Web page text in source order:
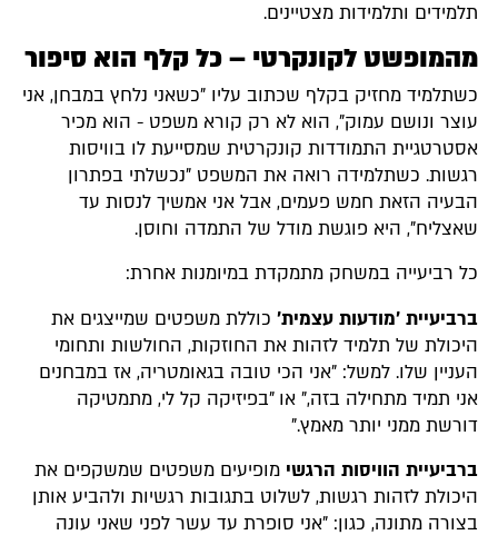
תלמידים ותלמידות מצטיינים.
מהמופשט לקונקרטי – כל קלף הוא סיפור
כשתלמיד מחזיק בקלף שכתוב עליו "כשאני נלחץ במבחן, אני
עוצר ונושם עמוק", הוא לא רק קורא משפט - הוא מכיר
אסטרטגיית התמודדות קונקרטית שמסייעת לו בוויסות
רגשות. כשתלמידה רואה את המשפט "נכשלתי בפתרון
הבעיה הזאת חמש פעמים, אבל אני אמשיך לנסות עד
שאצליח", היא פוגשת מודל של התמדה וחוסן.
כל רביעייה במשחק מתמקדת במיומנות אחרת:
ברביעיית 'מודעות עצמית'כוללת משפטים שמייצגים את
היכולת של תלמיד לזהות את החוזקות, החולשות ותחומי
העניין שלו. למשל: "אני הכי טובה בגאומטריה, אז במבחנים
אני תמיד מתחילה בזה," או "בפיזיקה קל לי, מתמטיקה
דורשת ממני יותר מאמץ."
ברביעיית הוויסות הרגשי מופיעים משפטים שמשקפים את
היכולת לזהות רגשות, לשלוט בתגובות רגשיות ולהביע אותן
בצורה מתונה, כגון: "אני סופרת עד עשר לפני שאני עונה